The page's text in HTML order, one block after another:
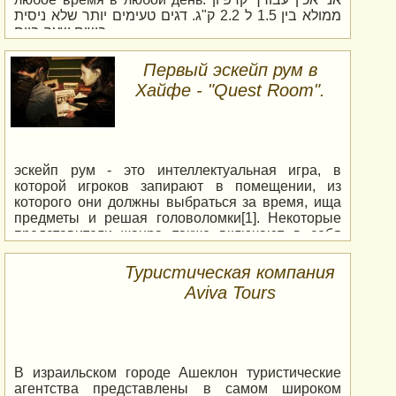
ממולא בין 1.5 ל 2.2 ק"ג. דגים טעימים יותר שלא ניסית
Первый эскейп рум в
Хайфе - "Quest Room".
эскейп рум - это интеллектуальная игра, в
которой игроков запирают в помещении, из
которого они должны выбраться за время, ища
предметы и решая головоломки[1]. Некоторые
представители жанра также включают в себя
детективный или иной сюжет, чтобы погрузить
игроков в уникальную атмосферу.
Туристическая компания
Aviva Tours
В израильском городе Ашеклон туристические
агентства представлены в самом широком